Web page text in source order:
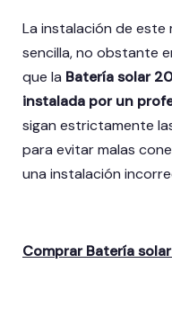
La instalación de
sencilla, no obstante
que la Batería solar
instalada por un
sigan estrictamente
para evitar malas
una instalación
Comprar Batería